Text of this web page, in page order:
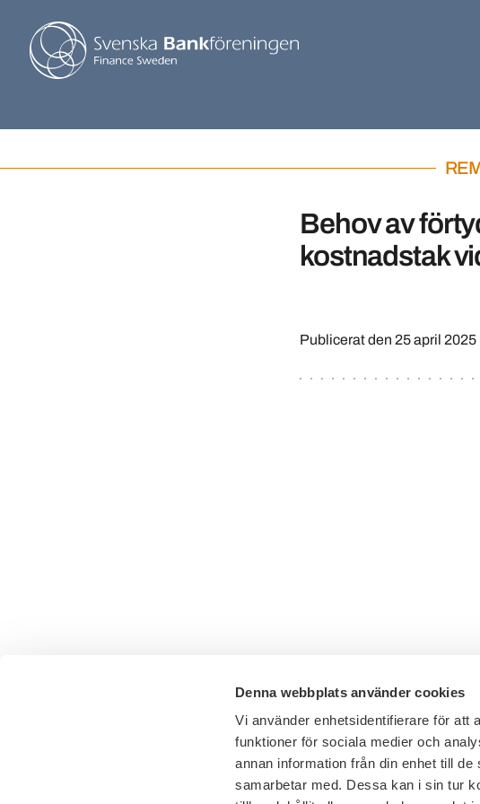
Denna webbplats använder cookies
Vi använder enhetsidentifierare för att
funktioner för sociala medier och
annan information från din enhet till
samarbetar med. Dessa kan i sin tur
Behov av
kostnadstak
Publicerat den 25 april 2025